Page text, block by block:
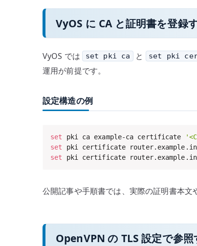
VyOS に CA と証明書を登録
VyOS では set pki ca と set pki
運用が前提です。
設定構造の例
set pki ca example-ca certificate
set pki certificate
set pki certificate
公開記事や手順書では、実際の証明書本文
OpenVPN の TLS 設定で参照